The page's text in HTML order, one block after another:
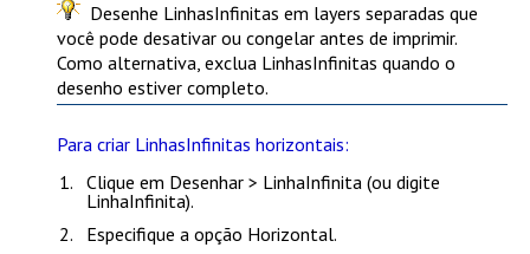
Desenhe LinhasInfinitas em layers separadas que
você pode desativar ou congelar antes de imprimir.
Como alternativa, exclua LinhasInfinitas quando o
desenho estiver completo.
Para criar LinhasInfinitas horizontais:
Clique em Desenhar > LinhaInfinita (ou digite
LinhaInfinita).
Especifique a opção Horizontal.